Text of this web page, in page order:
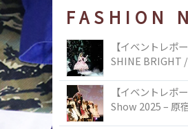
FASHION
【イベントレポ
SHINE BRIGHT
TOKYO
【イベントレポ
Show 2025 – 原